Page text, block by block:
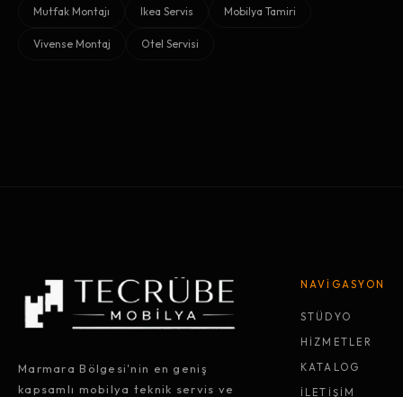
Mutfak Montajı Ikea Servis Mobilya Tamiri
Vivense Montaj Otel Servisi
Marmara Bölgesi'nin en geniş
kapsamlı mobilya teknik servis ve
NAVİGASYON
STÜDYO
HİZMETLER
KATALOG
İLETİŞİM